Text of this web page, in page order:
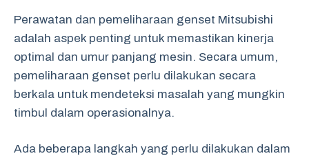
Perawatan dan pemeliharaan genset Mitsubishi
adalah aspek penting untuk memastikan kinerja
optimal dan umur panjang mesin. Secara umum,
pemeliharaan genset perlu dilakukan secara
berkala untuk mendeteksi masalah yang mungkin
timbul dalam operasionalnya.
Ada beberapa langkah yang perlu dilakukan dalam